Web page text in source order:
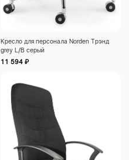
Кресло для персонала Norden Трэнд
grey L/B серый
11 594 ₽